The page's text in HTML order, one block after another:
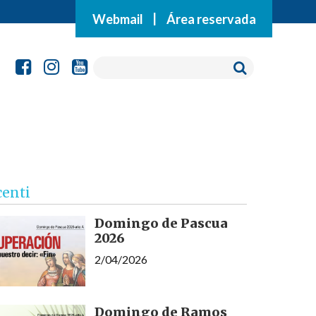
Webmail Área reservada
Domingo de Pascua
2026
2/04/2026
Domingo de Ramos